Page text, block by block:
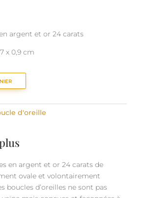
argent et or 24 carats
x 0,9 cm
d'oreille
en argent et or 24 carats de
ovale et volontairement
boucles d’oreilles ne sont pas